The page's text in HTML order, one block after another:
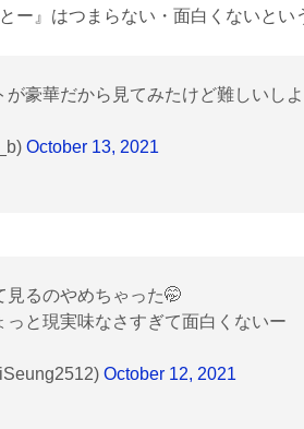
ー』はつまらない・面白くないとい
が豪華だから見てみたけど難しいし
October 13, 2021
見るのやめちゃった🤭
っと現実味なさすぎて面白くないー
October 12, 2021